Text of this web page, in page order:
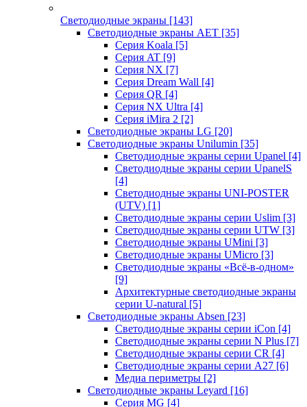
Светодиодные экраны [143]
Светодиодные экраны AET [35]
Cерия Koala [5]
Серия AT [9]
Серия NX [7]
Серия Dream Wall [4]
Серия QR [4]
Серия NX Ultra [4]
Серия iMira 2 [2]
Светодиодные экраны LG [20]
Светодиодные экраны Unilumin [35]
Светодиодные экраны серии Upanel [4]
Светодиодные экраны серии UpanelS
[4]
Светодиодные экраны UNI-POSTER
(UTV) [1]
Светодиодные экраны серии Uslim [3]
Светодиодные экраны серии UTW [3]
Светодиодные экраны UMini [3]
Светодиодные экраны UMicro [3]
Светодиодные экраны «Всё-в-одном»
[9]
Архитектурные светодиодные экраны
серии U-natural [5]
Светодиодные экраны Absen [23]
Светодиодные экраны серии iCon [4]
Светодиодные экраны серии N Plus [7]
Светодиодные экраны серии CR [4]
Светодиодные экраны серии А27 [6]
Медиа периметры [2]
Светодиодные экраны Leyard [16]
Серия MG [4]